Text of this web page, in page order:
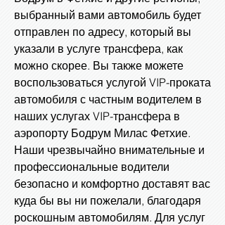
выбранный вами автомобиль будет
отправлен по адресу, который вы
указали в услуге трансфера, как
можно скорее. Вы также можете
воспользоваться услугой VIP-проката
автомобиля с частным водителем в
наших услугах VIP-трансфера в
аэропорту Бодрум Милас Фетхие.
Наши чрезвычайно внимательные и
профессиональные водители
безопасно и комфортно доставят вас
куда бы вы ни пожелали, благодаря
роскошным автомобилям. Для услуг